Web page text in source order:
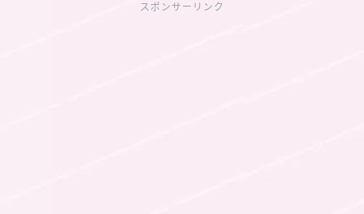
スポンサーリンク